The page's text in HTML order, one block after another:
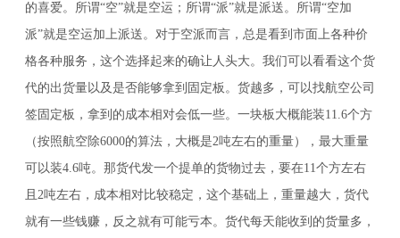
的喜爱。所谓“空”就是空运；所谓“派”就是派送。所谓“空加
派”就是空运加上派送。对于空派而言，总是看到市面上各种价
格各种服务，这个选择起来的确让人头大。我们可以看看这个货
代的出货量以及是否能够拿到固定板。货越多，可以找航空公司
签固定板，拿到的成本相对会低一些。一块板大概能装11.6个方
（按照航空除6000的算法，大概是2吨左右的重量），最大重量
可以装4.6吨。那货代发一个提单的货物过去，要在11个方左右
且2吨左右，成本相对比较稳定，这个基础上，重量越大，货代
就有一些钱赚，反之就有可能亏本。货代每天能收到的货量多，